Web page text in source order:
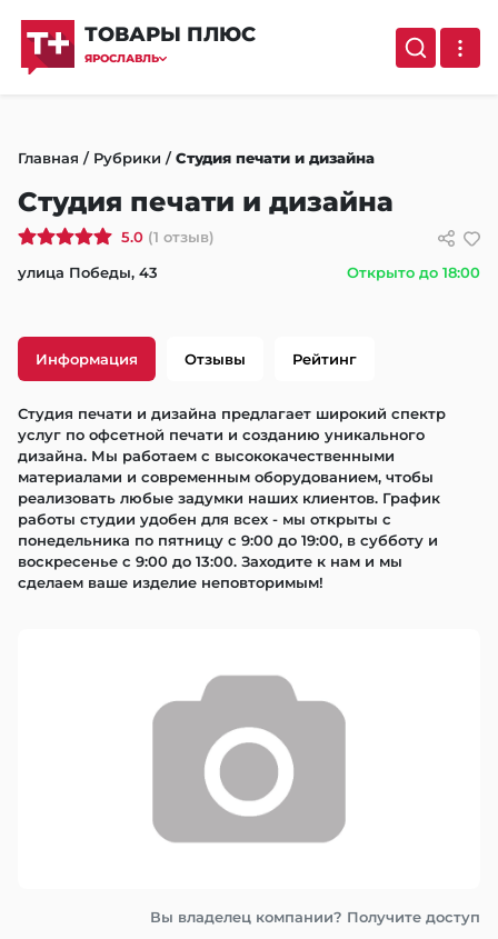
ТОВАРЫ ПЛЮС
ЯРОСЛАВЛЬ
Главная / Рубрики /Студия печати и дизайна
Студия печати и дизайна
5.0 (1 отзыв)
улица Победы, 43
Открыто до 18:00
Информация Отзывы Рейтинг
Студия печати и дизайна предлагает широкий спектр
услуг по офсетной печати и созданию уникального
дизайна. Мы работаем с высококачественными
материалами и современным оборудованием, чтобы
реализовать любые задумки наших клиентов. График
работы студии удобен для всех - мы открыты с
понедельника по пятницу с 9:00 до 19:00, в субботу и
воскресенье с 9:00 до 13:00. Заходите к нам и мы
сделаем ваше изделие неповторимым!
Вы владелец компании? Получите доступ